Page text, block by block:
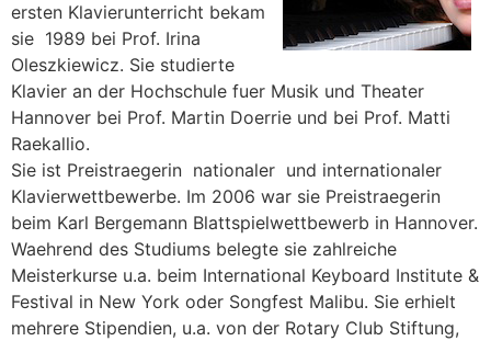
ersten Klavierunterricht bekam
sie 1989 bei Prof. Irina
Oleszkiewicz. Sie studierte
Klavier an der Hochschule fuer Musik und Theater
Hannover bei Prof. Martin Doerrie und bei Prof. Matti
Raekallio.
Sie ist Preistraegerin nationaler und internationaler
Klavierwettbewerbe. Im 2006 war sie Preistraegerin
beim Karl Bergemann Blattspielwettbewerb in Hannover.
Waehrend des Studiums belegte sie zahlreiche
Meisterkurse u.a. beim International Keyboard Institute &
Festival in New York oder Songfest Malibu. Sie erhielt
mehrere Stipendien, u.a. von der Rotary Club Stiftung,